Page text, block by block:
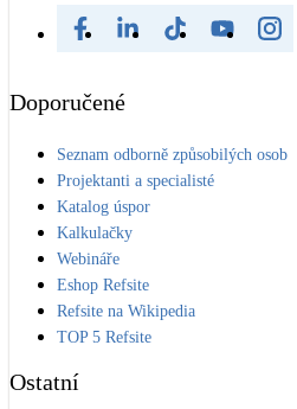
Doporučené
Seznam odborně způsobilých osob
Projektanti a specialisté
Katalog úspor
Kalkulačky
Webináře
Eshop Refsite
Refsite na Wikipedia
TOP 5 Refsite
Ostatní